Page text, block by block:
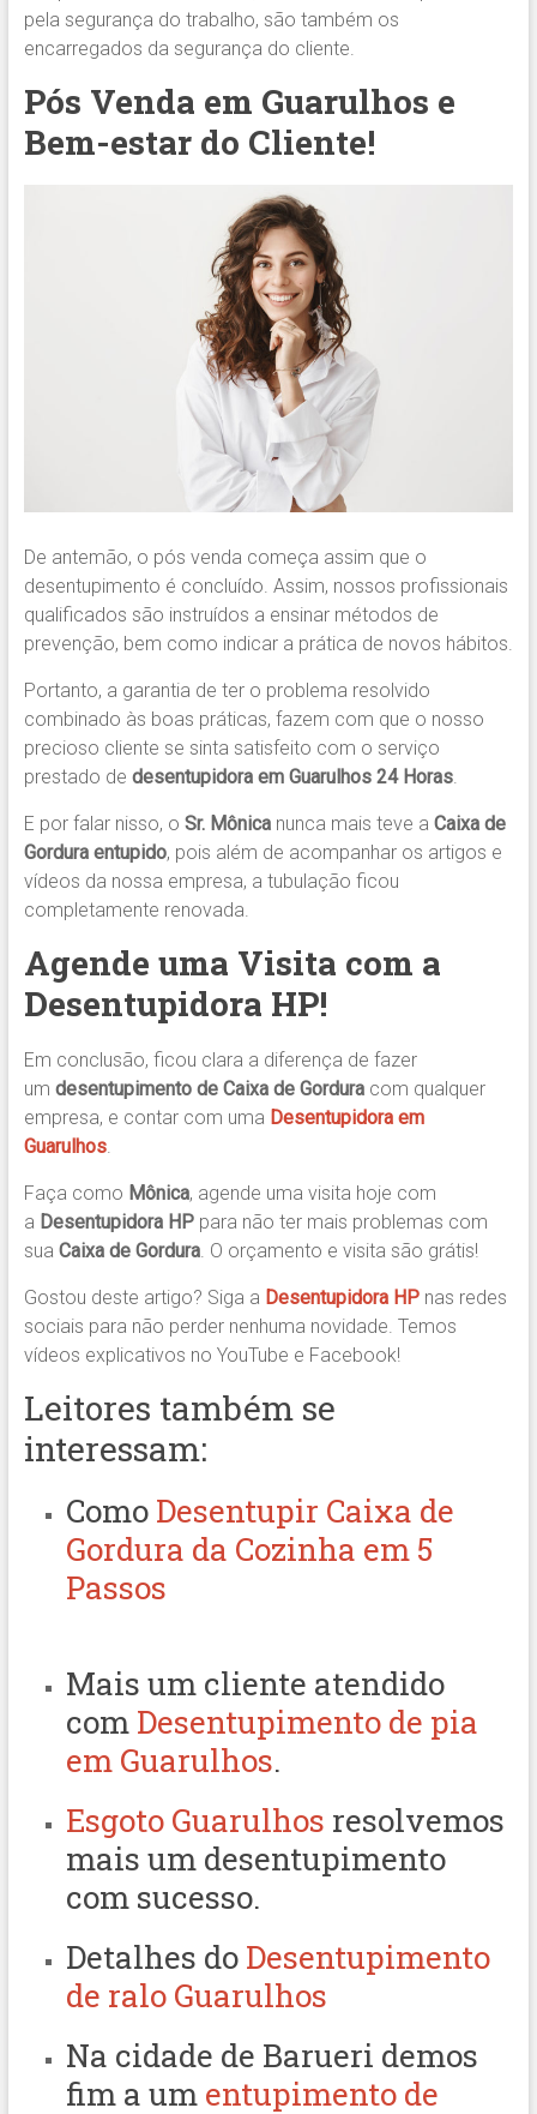
pela segurança do trabalho, são também os
encarregados da segurança do cliente.
Pós Venda em Guarulhos e
Bem-estar do Cliente!
De antemão, o pós venda começa assim que o
desentupimento é concluído. Assim, nossos profissionais
qualificados são instruídos a ensinar métodos de
prevenção, bem como indicar a prática de novos hábitos.
Portanto, a garantia de ter o problema resolvido
combinado às boas práticas, fazem com que o nosso
precioso cliente se sinta satisfeito com o serviço
prestado de desentupidora em Guarulhos 24 Horas.
E por falar nisso, o Sr. Mônica nunca mais teve a Caixa de
Gordura entupido, pois além de acompanhar os artigos e
vídeos da nossa empresa, a tubulação ficou
completamente renovada.
Agende uma Visita com a
Desentupidora HP!
Em conclusão, ficou clara a diferença de fazer
um desentupimento de Caixa de Gordura com qualquer
empresa, e contar com uma Desentupidora em
Guarulhos.
Faça como Mônica, agende uma visita hoje com
a Desentupidora HPpara não ter mais problemas com
sua Caixa de Gordura. O orçamento e visita são grátis!
Gostou deste artigo? Siga a Desentupidora HPnas redes
sociais para não perder nenhuma novidade. Temos
vídeos explicativos no YouTube e Facebook!
Leitores também se
interessam:
Como Desentupir Caixa de
Gordura da Cozinha em 5
Passos
Mais um cliente atendido
com Desentupimento de pia
em Guarulhos.
Esgoto Guarulhos resolvemos
mais um desentupimento
com sucesso.
Detalhes do Desentupimento
de ralo Guarulhos
Na cidade de Barueri demos
fim a um entupimento de